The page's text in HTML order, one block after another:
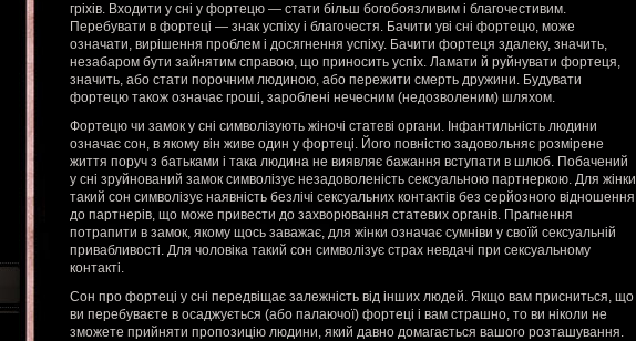
гріхів. Входити у сні у фортецю — стати більш богобоязливим і благочестивим.
Перебувати в фортеці — знак успіху і благочестя. Бачити уві сні фортецю, може
означати, вирішення проблем і досягнення успіху. Бачити фортеця здалеку, значить,
незабаром бути зайнятим справою, що приносить успіх. Ламати й руйнувати фортеця,
значить, або стати порочним людиною, або пережити смерть дружини. Будувати
фортецю також означає гроші, зароблені нечесним (недозволеним) шляхом.
Фортецю чи замок у сні символізують жіночі статеві органи. Інфантильність людини
означає сон, в якому він живе один у фортеці. Його повністю задовольняє розмірене
життя поруч з батьками і така людина не виявляє бажання вступати в шлюб. Побачений
у сні зруйнований замок символізує незадоволеність сексуальною партнеркою. Для жінки
такий сон символізує наявність безлічі сексуальних контактів без серйозного відношення
до партнерів, що може привести до захворювання статевих органів. Прагнення
потрапити в замок, якому щось заважає, для жінки означає сумніви у своїй сексуальній
привабливості. Для чоловіка такий сон символізує страх невдачі при сексуальному
контакті.
Сон про фортеці у сні передвіщає залежність від інших людей. Якщо вам присниться, що
ви перебуваєте в осаджується (або палаючої) фортеці і вам страшно, то ви ніколи не
зможете прийняти пропозицію людини, який давно домагається вашого розташування.